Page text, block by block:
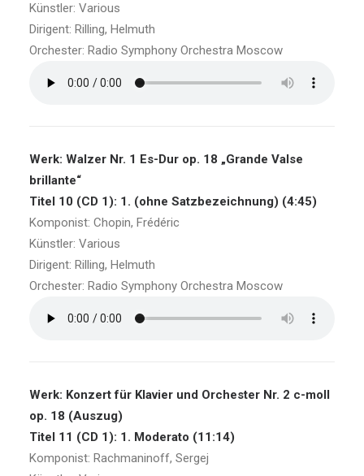
Künstler: Various
Dirigent: Rilling, Helmuth
Orchester: Radio Symphony Orchestra Moscow
Werk: Walzer Nr. 1 Es-Dur op. 18 „Grande Valse
brillante“
Titel 10 (CD 1): 1. (ohne Satzbezeichnung) (4:45)
Komponist: Chopin, Frédéric
Künstler: Various
Dirigent: Rilling, Helmuth
Orchester: Radio Symphony Orchestra Moscow
Werk: Konzert für Klavier und Orchester Nr. 2 c-moll
op. 18 (Auszug)
Titel 11 (CD 1): 1. Moderato (11:14)
Komponist: Rachmaninoff, Sergej